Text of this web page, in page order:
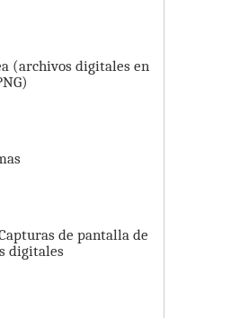
(archivos digitales en
de pantalla de
digitales